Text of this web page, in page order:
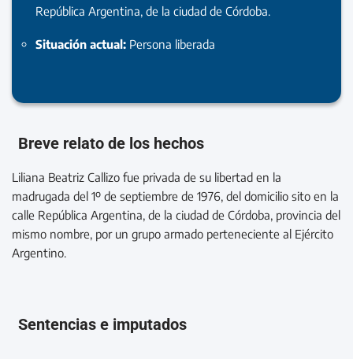
República Argentina, de la ciudad de Córdoba.
Situación actual: Persona liberada
Breve relato de los hechos
Liliana Beatriz Callizo fue privada de su libertad en la
madrugada del 1º de septiembre de 1976, del domicilio sito en la
calle República Argentina, de la ciudad de Córdoba, provincia del
mismo nombre, por un grupo armado perteneciente al Ejército
Argentino.
Sentencias e imputados